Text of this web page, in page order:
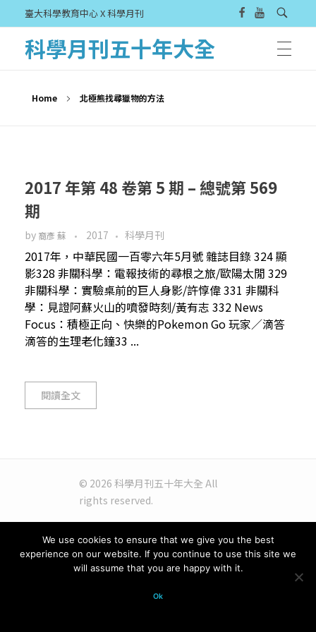
臺大科學教育中心 X 科學月刊
科學月刊五十年大全
Home 北極熊找尋獵物的方法
2017 年第 48 卷第 5 期 – 總號第 569
期
by 裔彥 蘇 2017 科學月刊
2017年，中華民國一百零六年5月號 雜誌目錄 324 顯
影328 非關科學：電報技術的尋根之旅/歐陽太閒 329
非關科學：實驗桌前的巨人身影/許惇偉 331 非關科
學：見證阿蘇火山的噴發時刻/黃有志 332 News
Focus：積極正向、快樂的Pokemon Go 玩家／滴答
滴答的生理老化鐘33 ...
閱讀全文
© 2026 科學月刊五十年大全 All
rights reserved.
We use cookies to ensure that we give you the best
experience on our website. If you continue to use this site we
will assume that you are happy with it.
Ok